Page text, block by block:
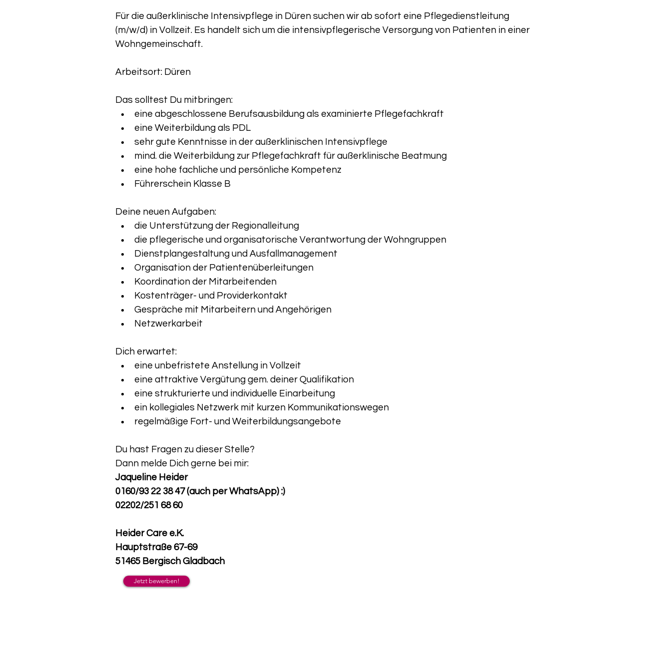
Für die außerklinische Intensivpflege in Düren suchen wir ab sofort eine Pflegedienstleitung
(m/w/d) in Vollzeit. Es handelt sich um die intensivpflegerische Versorgung von Patienten in einer
Wohngemeinschaft.
Arbeitsort: Düren
Das solltest Du mitbringen:
eine abgeschlossene Berufsausbildung als examinierte Pflegefachkraft
eine Weiterbildung als PDL
sehr gute Kenntnisse in der außerklinischen Intensivpflege
mind. die Weiterbildung zur Pflegefachkraft für außerklinische Beatmung
eine hohe fachliche und persönliche Kompetenz
Führerschein Klasse B
Deine neuen Aufgaben:
die Unterstützung der Regionalleitung
die pflegerische und organisatorische Verantwortung der Wohngruppen
Dienstplangestaltung und Ausfallmanagement
Organisation der Patientenüberleitungen
Koordination der Mitarbeitenden
Kostenträger- und Providerkontakt
Gespräche mit Mitarbeitern und Angehörigen
Netzwerkarbeit
Dich erwartet:
eine unbefristete Anstellung in Vollzeit
eine attraktive Vergütung gem. deiner Qualifikation
eine strukturierte und individuelle Einarbeitung
ein kollegiales Netzwerk mit kurzen Kommunikationswegen
regelmäßige Fort- und Weiterbildungsangebote
Du hast Fragen zu dieser Stelle?
Dann melde Dich gerne bei mir:
Jaqueline Heider
0160/93 22 38 47 (auch per WhatsApp) :)
02202/251 68 60
Heider Care e.K.
Hauptstraße 67-69
51465 Bergisch Gladbach
Jetzt bewerben!